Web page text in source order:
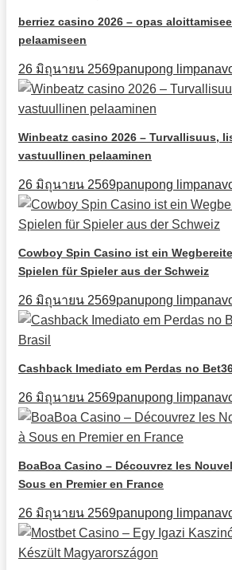
berriez casino 2026 – opas
pelaamiseen
26 มิถุนายน 2569panupong
Winbeatz casino 2026 – Turvallisuus,
vastuullinen pelaaminen
26 มิถุนายน 2569panupong
Cowboy Spin Casino ist ein
Spielen für Spieler aus der Schweiz
26 มิถุนายน 2569panupong
Cashback Imediato em Perdas no
26 มิถุนายน 2569panupong
BoaBoa Casino – Découvrez les
Sous en Premier en France
26 มิถุนายน 2569panupong